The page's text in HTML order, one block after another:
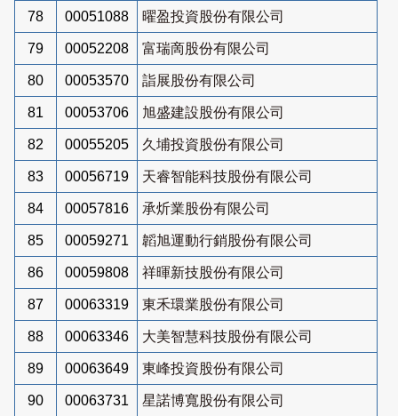
78 00051088 曜盈投資股份有限公司
79 00052208 富瑞啇股份有限公司
80 00053570 詣展股份有限公司
81 00053706 旭盛建設股份有限公司
82 00055205 久埔投資股份有限公司
83 00056719 天睿智能科技股份有限公司
84 00057816 承炘業股份有限公司
85 00059271 韜旭運動行銷股份有限公司
86 00059808 祥暉新技股份有限公司
87 00063319 東禾環業股份有限公司
88 00063346 大美智慧科技股份有限公司
89 00063649 東峰投資股份有限公司
90 00063731 星諾博寬股份有限公司